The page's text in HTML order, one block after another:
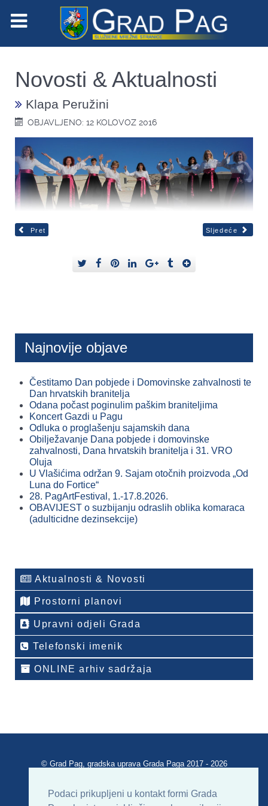
Podaci prikupljeni u kontakt formi Grada
Novosti & Aktualnosti
Klapa Peružini
OBJAVLJENO: 12 KOLOVOZ 2016
Pret Sljedeće
Najnovije objave
Čestitamo Dan pobjede i Domovinske zahvalnosti te
Dan hrvatskih branitelja
Odana počast poginulim paškim braniteljima
Koncert Gazdi u Pagu
Odluka o proglašenju sajamskih dana
Obilježavanje Dana pobjede i domovinske
zahvalnosti, Dana hrvatskih branitelja i 31. VRO
Oluja
U Vlašićima održan 9. Sajam otočnih proizvoda „Od
Luna do Fortice“
28. PagArtFestival, 1.-17.8.2026.
OBAVIJEST o suzbijanju odraslih oblika komaraca
(adulticidne dezinsekcije)
Aktualnosti & Novosti
Prostorni planovi
Upravni odjeli Grada
Telefonski imenik
ONLINE arhiv sadržaja
© Grad Pag, gradska uprava Grada Paga 2017 - 2026